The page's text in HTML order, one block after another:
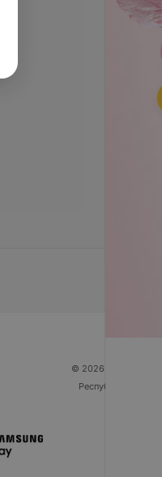
© 2026 ООО
Республика